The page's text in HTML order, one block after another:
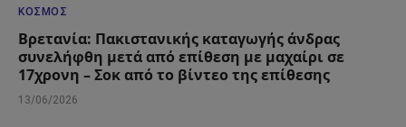
ΚΌΣΜΟΣ
Βρετανία: Πακιστανικής καταγωγής άνδρας
συνελήφθη μετά από επίθεση με μαχαίρι σε
17χρονη – Σοκ από το βίντεο της επίθεσης
13/06/2026